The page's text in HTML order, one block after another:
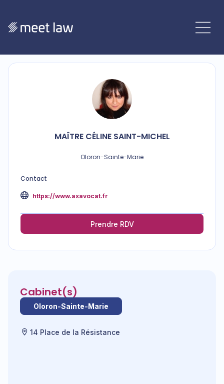
MAÎTRE CÉLINE SAINT-MICHEL
Oloron-Sainte-Marie
Contact
https://www.axavocat.fr
Prendre RDV
Cabinet(s)
Oloron-Sainte-Marie
14 Place de la Résistance